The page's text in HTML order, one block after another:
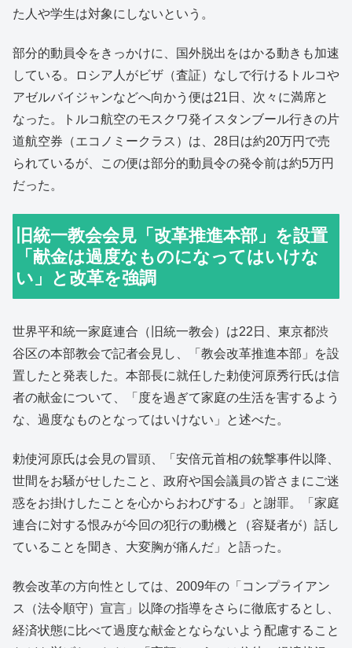
た人や学生は対象にしないという。
部分的動員令をきっかけに、国外脱出をはかる動きも加速
している。ロシア人がビザ（査証）なしで行けるトルコや
アゼルバイジャンなどへ向かう便は21日、次々に満席と
なった。トルコ航空のモスクワ発イスタンブール行きの片
道航空券（エコノミークラス）は、28日は約20万円で売
られているが、この便は部分的動員令の発令前は約5万円
だった。
旧統一教会会見「改革推進本部」を設置
「献金は過度なものになってはいけな
い」と改革を強調
世界平和統一家庭連合（旧統一教会）は22日、東京都渋
谷区の本部教会で記者会見し、「教会改革推進本部」を設
置したと発表した。本部長に就任した勅使河原秀行氏は信
者の献金について、「度を過ぎて家庭の生活を害するよう
な、過度なものとなってはいけない」と述べた。
勅使河原氏は会見の冒頭、「安倍元首相の銃撃事件以降、
世間をお騒がせしたこと、政府や国会議員の皆さまにご迷
惑をお掛けしたことを心からおわびする」と謝罪。「家庭
連合に対する恨みが今回の犯行の動機と（容疑者が）話し
ていることを聞き、大変胸が痛んだ」と語った。
教会改革の方向性としては、2009年の「コンプライアン
ス（法令順守）宣言」以降の指導をさらに徹底するとし、
経済状態に比べて過度な献金とならないよう配慮すること